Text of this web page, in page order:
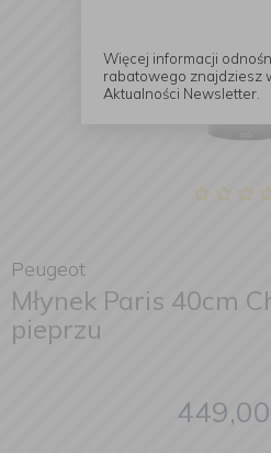
Peugeot
Młynek Paris 40cm
pieprzu
449,00
Więcej informacji
rabatowego znajdziesz
Aktualności Newsletter.